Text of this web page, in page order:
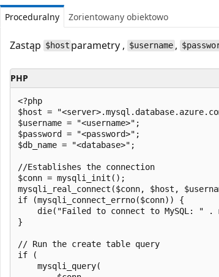
Proceduralny Zorientowany obiektowo
Zastąp $host parametry , $username ,
PHP
<?php
$host =
$username = "<username>";
$password = "<password>";
$db_name = "<database>";
//Establishes the connection
$conn = mysqli_init();
mysqli_real_connect($conn, $host,
if (mysqli_connect_errno($conn)) {
die("Failed to connect to MySQL: " .
}
// Run the create table query
if (
    mysqli_query(